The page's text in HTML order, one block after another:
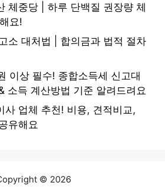
체중당 | 하루 단백질 권장량 체
요!
소 대처법 | 합의금과 법적 절차
이상 필수! 종합소득세 신고대
소득 계산방법 기준 알려드려요
사 업체 추천! 비용, 견적비교,
유해요
© 2026